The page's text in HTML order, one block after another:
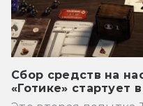
Сбор средств на
«Готике» стартует